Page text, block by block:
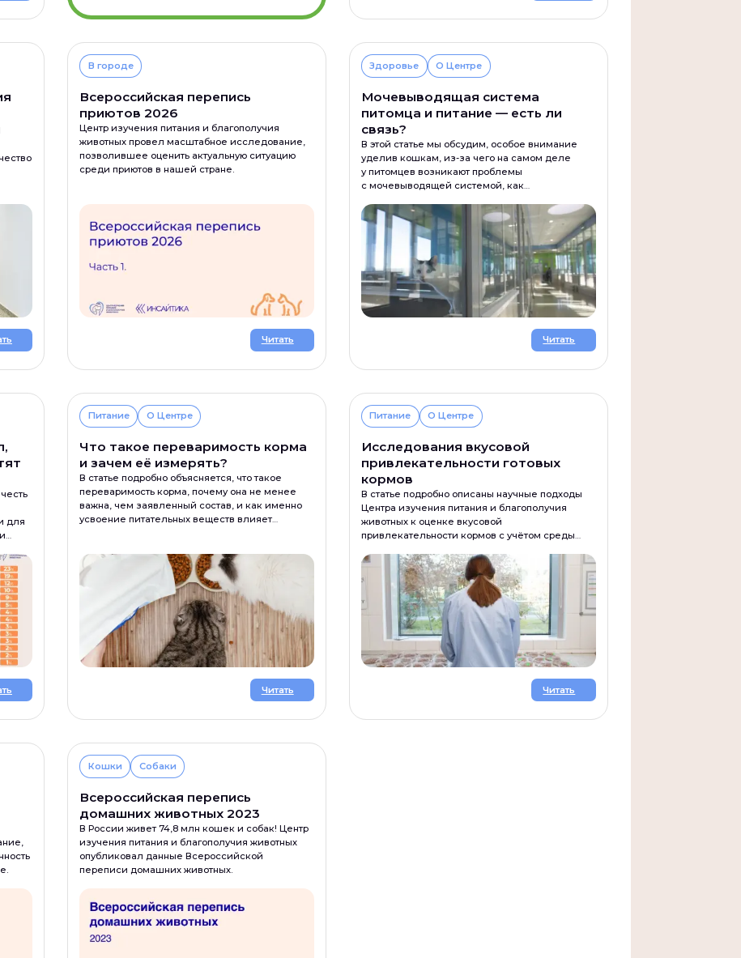
В городе
Всероссийская перепись
приютов 2026
Центр изучения питания и благополучия
животных провел масштабное исследование,
позволившее оценить актуальную ситуацию
среди приютов в нашей стране.
Читать
Здоровье О Центре
Мочевыводящая система
питомца и питание — есть ли
связь?
В этой статье мы обсудим, особое внимание
уделив кошкам, из-за чего на самом деле
у питомцев возникают проблемы
с мочевыводящей системой, как
в здоровье вносит питание.
Читать
для
Питание О Центре
Что такое переваримость корма
и зачем её измерять?
В статье подробно объясняется, что такое
переваримость корма, почему она не менее
важна, чем заявленный состав, и как именно
усвоение питательных веществ влияет
особенности усвоения белков, жиров
и углеводов, а также методы контроля
качества и полнорационности готовых кормов.
Читать
Питание О Центре
Исследования вкусовой
привлекательности готовых
кормов
В статье подробно описаны научные подходы
Центра изучения питания и благополучия
животных к оценке вкусовой
привлекательности кормов с учётом среды
питомцев.
Читать
Кошки Собаки
Всероссийская перепись
домашних животных 2023
В России живет 74,8 млн кошек и собак! Центр
изучения питания и благополучия животных
опубликовал данные Всероссийской
переписи домашних животных.